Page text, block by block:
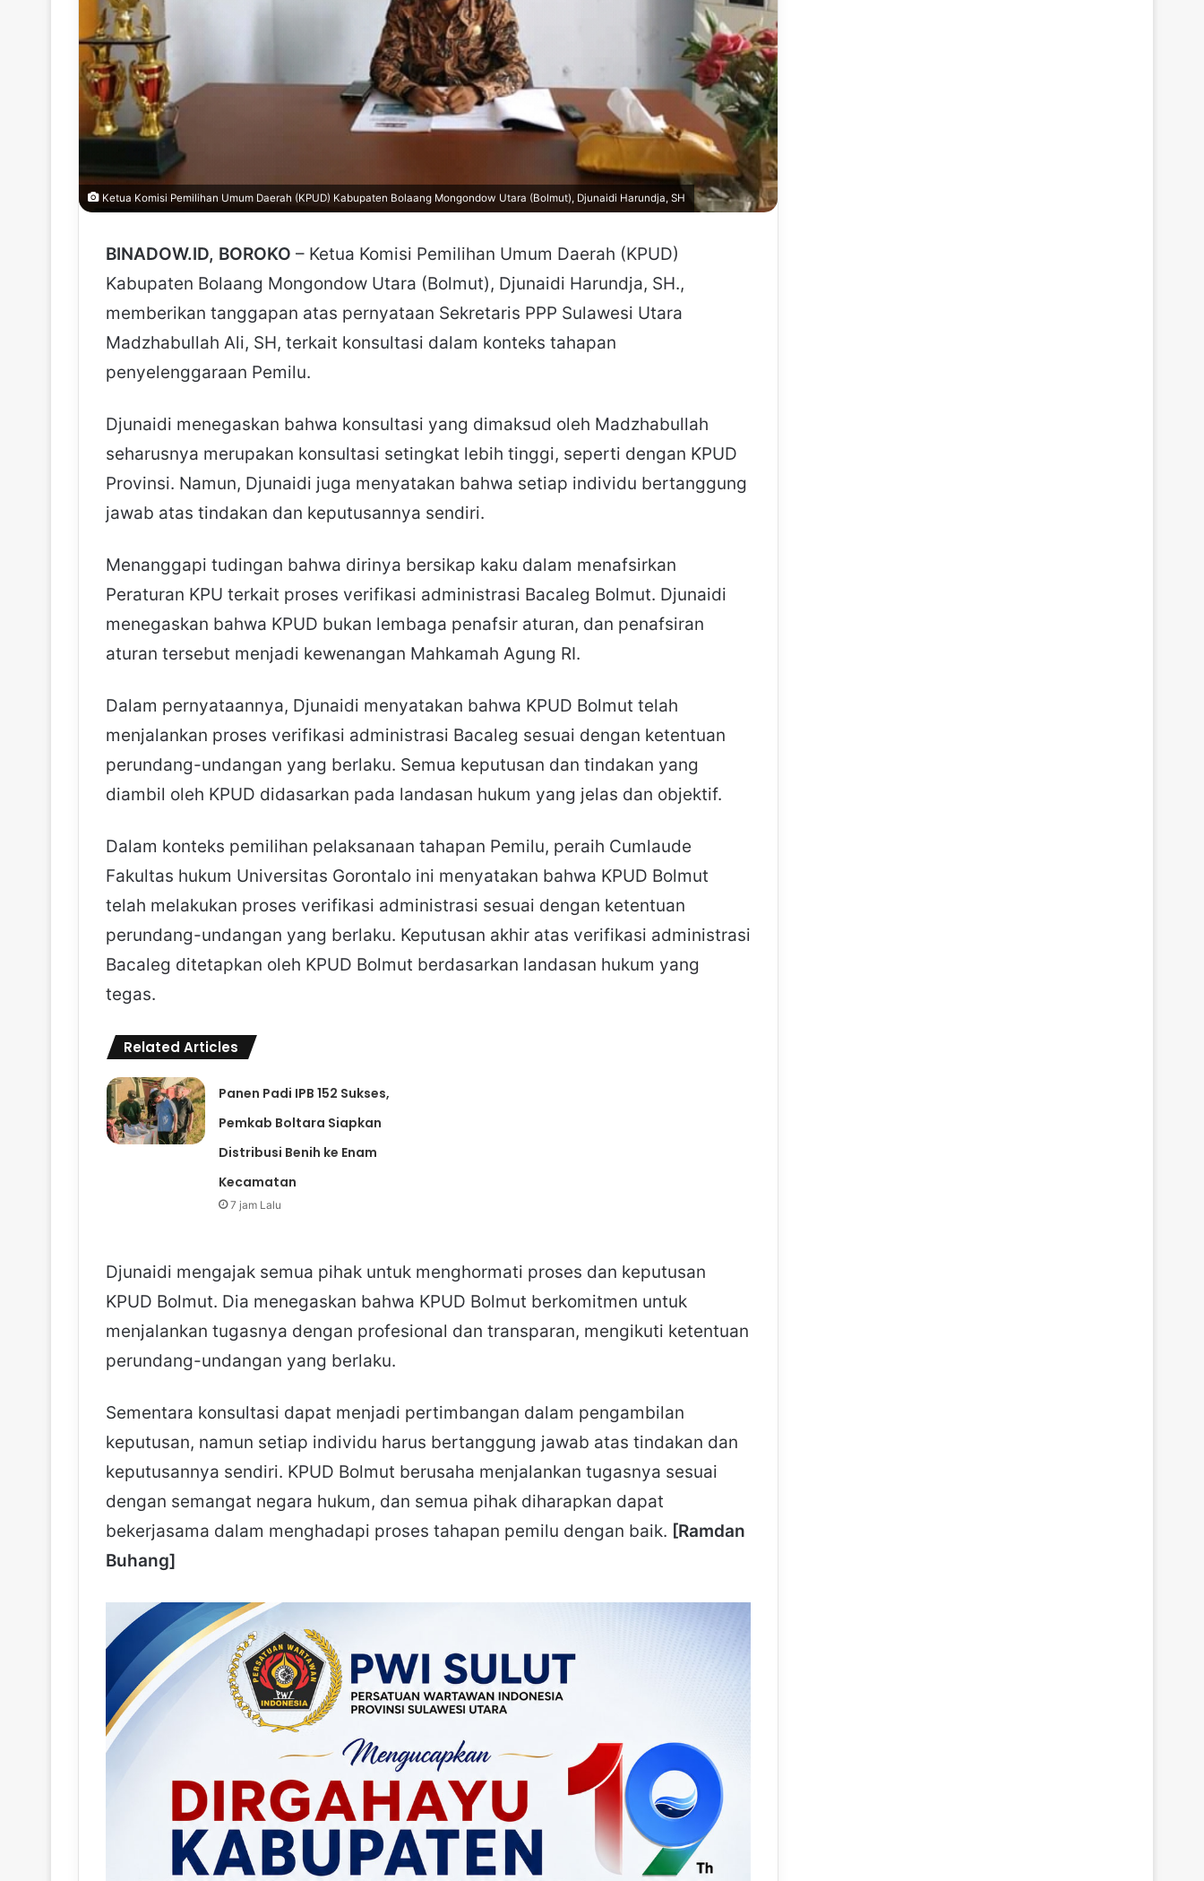
Ketua Komisi Pemilihan Umum Daerah (KPUD) Kabupaten Bolaang Mongondow Utara (Bolmut), Djunaidi Harundja, SH
BINADOW.ID, BOROKO – Ketua Komisi Pemilihan Umum Daerah (KPUD)
Kabupaten Bolaang Mongondow Utara (Bolmut), Djunaidi Harundja, SH.,
memberikan tanggapan atas pernyataan Sekretaris PPP Sulawesi Utara
Madzhabullah Ali, SH, terkait konsultasi dalam konteks tahapan
penyelenggaraan Pemilu.
Djunaidi menegaskan bahwa konsultasi yang dimaksud oleh Madzhabullah
seharusnya merupakan konsultasi setingkat lebih tinggi, seperti dengan KPUD
Provinsi. Namun, Djunaidi juga menyatakan bahwa setiap individu bertanggung
jawab atas tindakan dan keputusannya sendiri.
Menanggapi tudingan bahwa dirinya bersikap kaku dalam menafsirkan
Peraturan KPU terkait proses verifikasi administrasi Bacaleg Bolmut. Djunaidi
menegaskan bahwa KPUD bukan lembaga penafsir aturan, dan penafsiran
aturan tersebut menjadi kewenangan Mahkamah Agung RI.
Dalam pernyataannya, Djunaidi menyatakan bahwa KPUD Bolmut telah
menjalankan proses verifikasi administrasi Bacaleg sesuai dengan ketentuan
perundang-undangan yang berlaku. Semua keputusan dan tindakan yang
diambil oleh KPUD didasarkan pada landasan hukum yang jelas dan objektif.
Dalam konteks pemilihan pelaksanaan tahapan Pemilu, peraih Cumlaude
Fakultas hukum Universitas Gorontalo ini menyatakan bahwa KPUD Bolmut
telah melakukan proses verifikasi administrasi sesuai dengan ketentuan
perundang-undangan yang berlaku. Keputusan akhir atas verifikasi administrasi
Bacaleg ditetapkan oleh KPUD Bolmut berdasarkan landasan hukum yang
tegas.
Related Articles
Panen Padi IPB 152 Sukses,
Pemkab Boltara Siapkan
Distribusi Benih ke Enam
Kecamatan
7 jam Lalu
Djunaidi mengajak semua pihak untuk menghormati proses dan keputusan
KPUD Bolmut. Dia menegaskan bahwa KPUD Bolmut berkomitmen untuk
menjalankan tugasnya dengan profesional dan transparan, mengikuti ketentuan
perundang-undangan yang berlaku.
Sementara konsultasi dapat menjadi pertimbangan dalam pengambilan
keputusan, namun setiap individu harus bertanggung jawab atas tindakan dan
keputusannya sendiri. KPUD Bolmut berusaha menjalankan tugasnya sesuai
dengan semangat negara hukum, dan semua pihak diharapkan dapat
bekerjasama dalam menghadapi proses tahapan pemilu dengan baik. [Ramdan
Buhang]